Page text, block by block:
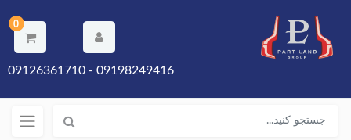
0
09198249416 - 09126361710